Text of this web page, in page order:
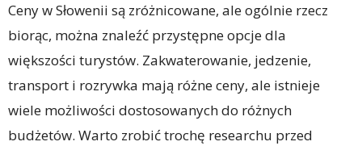
Ceny w Słowenii są zróżnicowane, ale ogólnie rzecz
biorąc, można znaleźć przystępne opcje dla
większości turystów. Zakwaterowanie, jedzenie,
transport i rozrywka mają różne ceny, ale istnieje
wiele możliwości dostosowanych do różnych
budżetów. Warto zrobić trochę researchu przed